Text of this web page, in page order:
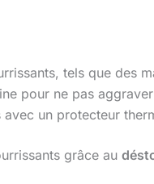
tels que des
pour ne pas
un protecteur
grâce au